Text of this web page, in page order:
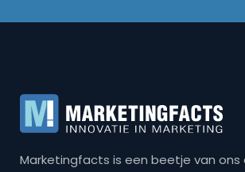
Marketingfacts is een beetje van ons